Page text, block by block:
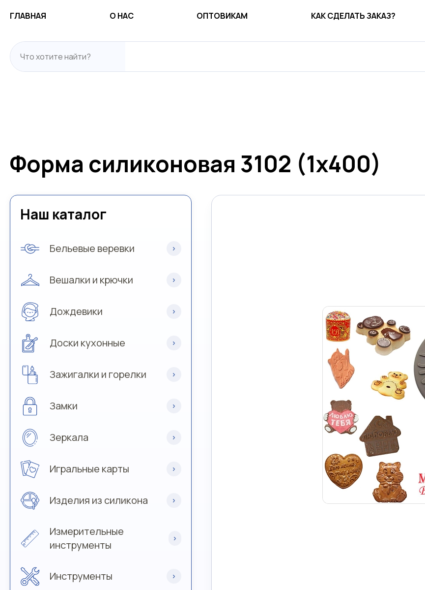
ГЛАВНАЯ О НАС ОПТОВИКАМ КАК СДЕЛАТЬ ЗАКАЗ?
Форма силиконовая 3102 (1х400)
Бельевые веревки
Вешалки и крючки
Дождевики
Доски кухонные
Зажигалки и горелки
Замки
Зеркала
Игральные карты
Изделия из силикона
Измерительные
инструменты
Инструменты